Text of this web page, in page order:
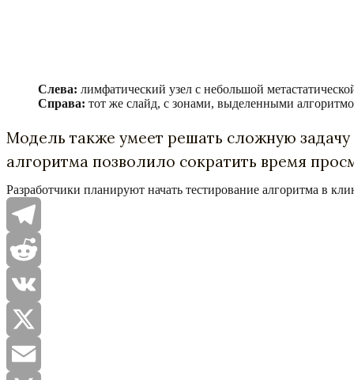
Слева: лимфатический узел с небольшой
Справа: тот же слайд, с зонами, выделенными
Модель также умеет решать сложную
алгоритма позволило сократить время
Разработчики планируют начать тестирование алгоритма в
Telegram
Reddit
VK
X